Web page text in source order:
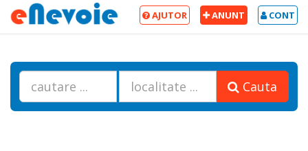
CONT
ANUNT
AJUTOR
Cauta